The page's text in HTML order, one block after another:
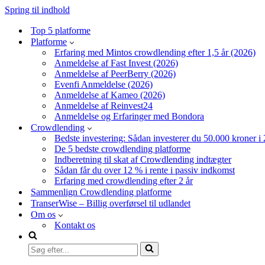
Spring til indhold
Top 5 platforme
Platforme
Erfaring med Mintos crowdlending efter 1,5 år (2026)
Anmeldelse af Fast Invest (2026)
Anmeldelse af PeerBerry (2026)
Evenfi Anmeldelse (2026)
Anmeldelse af Kameo (2026)
Anmeldelse af Reinvest24
Anmeldelse og Erfaringer med Bondora
Crowdlending
Bedste investering: Sådan investerer du 50.000 kroner i
De 5 bedste crowdlending platforme
Indberetning til skat af Crowdlending indtægter
Sådan får du over 12 % i rente i passiv indkomst
Erfaring med crowdlending efter 2 år
Sammenlign Crowdlending platforme
TranserWise – Billig overførsel til udlandet
Om os
Kontakt os
Søg
efter...